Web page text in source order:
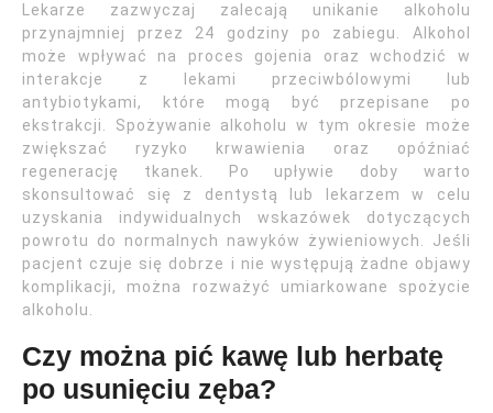
Lekarze zazwyczaj zalecają unikanie alkoholu
przynajmniej przez 24 godziny po zabiegu. Alkohol
może wpływać na proces gojenia oraz wchodzić w
interakcje z lekami przeciwbólowymi lub
antybiotykami, które mogą być przepisane po
ekstrakcji. Spożywanie alkoholu w tym okresie może
zwiększać ryzyko krwawienia oraz opóźniać
regenerację tkanek. Po upływie doby warto
skonsultować się z dentystą lub lekarzem w celu
uzyskania indywidualnych wskazówek dotyczących
powrotu do normalnych nawyków żywieniowych. Jeśli
pacjent czuje się dobrze i nie występują żadne objawy
komplikacji, można rozważyć umiarkowane spożycie
alkoholu.
Czy można pić kawę lub herbatę
po usunięciu zęba?